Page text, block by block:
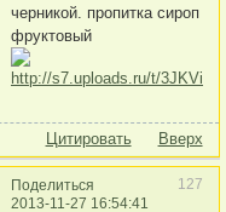
черникой. пропитка сироп
фруктовый
Цитировать Вверх
Поделиться
127
2013-11-27 16:54:41